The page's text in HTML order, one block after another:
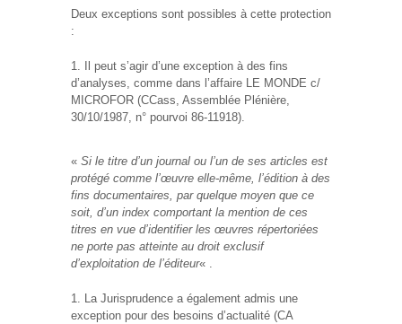
Deux exceptions sont possibles à cette protection
:
Il peut s’agir d’une exception à des fins
d’analyses, comme dans l’affaire LE MONDE c/
MICROFOR (CCass, Assemblée Plénière,
30/10/1987, n° pourvoi 86-11918).
« Si le titre d’un journal ou l’un de ses articles est
protégé comme l’œuvre elle-même, l’édition à des
fins documentaires, par quelque moyen que ce
soit, d’un index comportant la mention de ces
titres en vue d’identifier les œuvres répertoriées
ne porte pas atteinte au droit exclusif
d’exploitation de l’éditeur« .
La Jurisprudence a également admis une
exception pour des besoins d’actualité (CA